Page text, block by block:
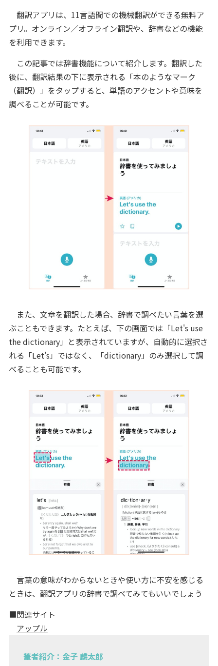
翻訳アプリは、11言語間での機械翻訳ができる無料ア
プリ。オンライン／オフライン翻訳や、辞書などの機能
を利用できます。
この記事では辞書機能について紹介します。翻訳した
後に、翻訳結果の下に表示される「本のようなマーク
（翻訳）」をタップすると、単語のアクセントや意味を
調べることが可能です。
また、文章を翻訳した場合、辞書で調べたい言葉を選
ぶこともできます。たとえば、下の画面では「Let's use
the dictionary」と表示されていますが、自動的に選択さ
れる「Let's」ではなく、「dictionary」のみ選択して調
べることも可能です。
言葉の意味がわからないときや使い方に不安を感じる
ときは、翻訳アプリの辞書で調べてみてもいいでしょう
■関連サイト
アップル
筆者紹介：金子 麟太郎